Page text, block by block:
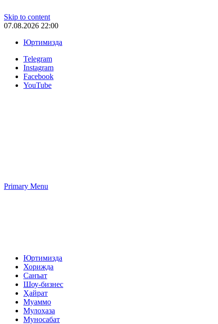
Skip to content
07.08.2026 22:00
Юртимизда
Telegram
Instagram
Facebook
YouTube
Primary Menu
Юртимизда
Хорижда
Санъат
Шоу-бизнес
Ҳайрат
Муаммо
Мулоҳаза
Муносабат